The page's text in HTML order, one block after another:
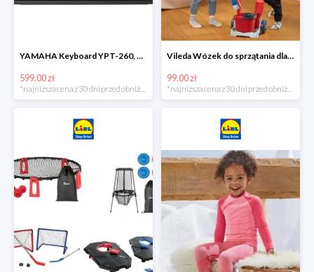
YAMAHA Keyboard YPT-260, 61 klawiszy
599.00 zł
*najniższa cena z 30 dni przed obniżką
Vileda Wózek do sprzątania dla dzieci
99.00 zł
*najniższa cena z 30 dni przed obniżką